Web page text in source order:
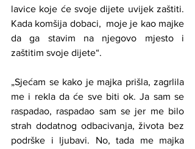
lavice koje će svoje dijete uvijek zaštiti.
Kada komšija dobaci,  moje je kao majke
da ga stavim na njegovo mjesto i
zaštitim svoje dijete“.
„Sjećam se kako je majka prišla, zagrlila
me i rekla da će sve biti ok. Ja sam se
raspadao, raspadao sam se jer me bilo
strah dodatnog odbacivanja, života bez
podrške i ljubavi. No, tada me majka